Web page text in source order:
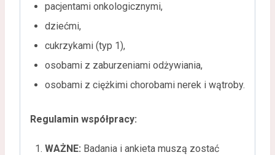
pacjentami onkologicznymi,
dziećmi,
cukrzykami (typ 1),
osobami z zaburzeniami odżywiania,
osobami z ciężkimi chorobami nerek i wątroby.
Regulamin współpracy:
WAŻNE: Badania i ankieta muszą zostać